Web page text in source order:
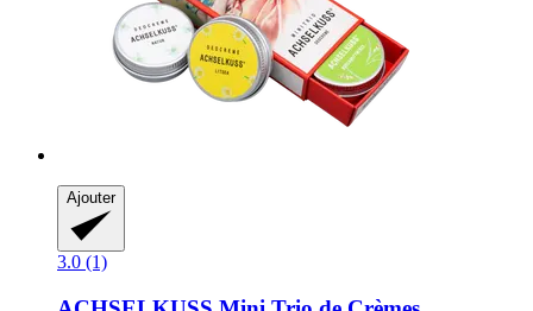
Ajouter
3.0 (1)